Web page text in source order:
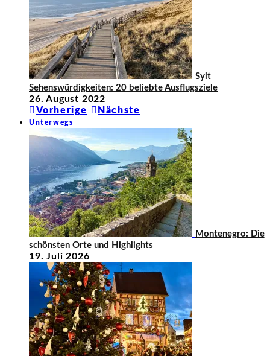
Sylt
Sehenswürdigkeiten: 20 beliebte Ausflugsziele
26. August 2022
Vorherige
Nächste
Unterwegs
Montenegro: Die
schönsten Orte und Highlights
19. Juli 2026